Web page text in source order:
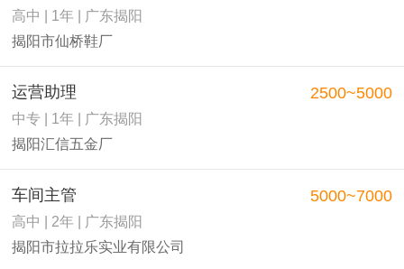
高中 | 1年 | 广东揭阳
揭阳市仙桥鞋厂
运营助理
中专 | 1年 | 广东揭阳
揭阳汇信五金厂
2500~5000
车间主管
高中 | 2年 | 广东揭阳
揭阳市拉拉乐实业有限公司
5000~7000